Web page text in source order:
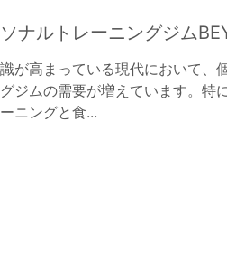
ナルトレーニングジム
が高まっている現代において、
ジムの需要が増えています。特
ニングと食...